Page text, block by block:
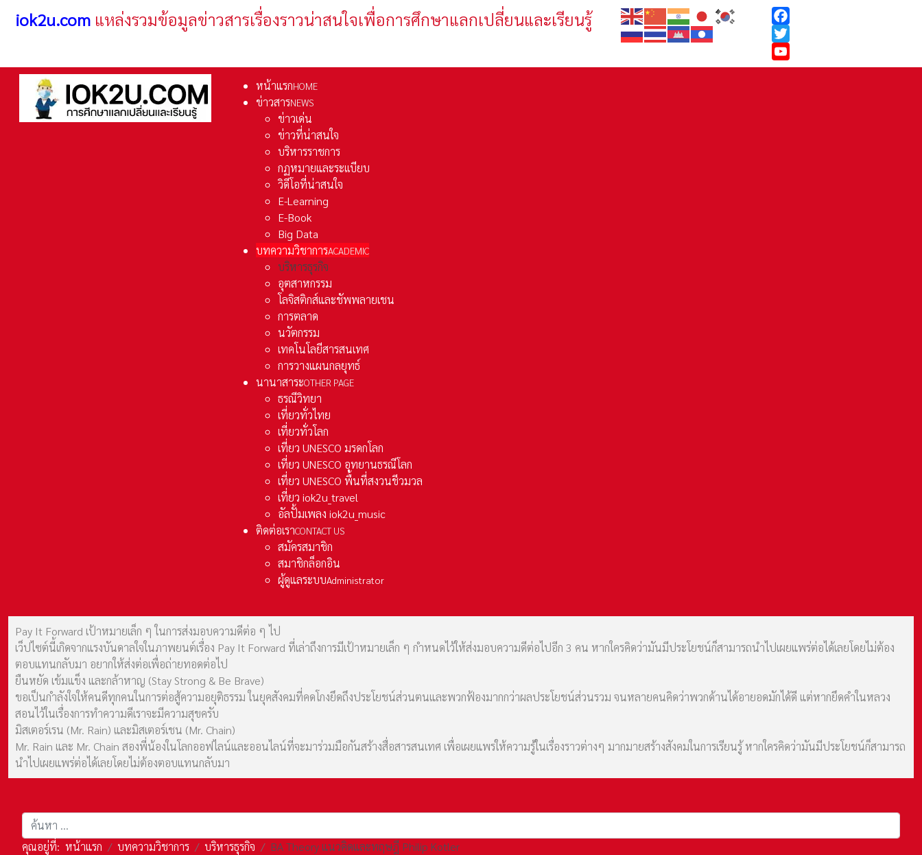
iok2u.com แหล่งรวมข้อมูลข่าวสารเรื่องราวน่าสนใจเพื่อการศึกษาแลกเปลี่ยนและเรียนรู้
Facebook
Twitter
YouTube
หน้าแรกHOME
ข่าวสารNEWS
ข่าวเด่น
ข่าวที่น่าสนใจ
บริหารราชการ
กฏหมายและระเเบียบ
วิดีโอที่น่าสนใจ
E-Learning
E-Book
Big Data
บทความวิชาการACADEMIC
บริหารธุรกิจ
อุตสาหกรรม
โลจิสติกส์และชัพพลายเชน
การตลาด
นวัตกรรม
เทคโนโลยีสารสนเทศ
การวางแผนกลยุทธ์
นานาสาระOTHER PAGE
ธรณีวิทยา
เที่ยวทั่วไทย
เที่ยวทั่วโลก
เที่ยว UNESCO มรดกโลก
เที่ยว UNESCO อุทยานธรณีโลก
เที่ยว UNESCO พื้นที่สงวนชีวมวล
เที่ยว iok2u_travel
อัลปั้มเพลง iok2u_music
ติดต่อเราCONTACT US
สมัครสมาชิก
สมาชิกล็อกอิน
ผู้ดูแลระบบAdministrator
Pay It Forward เป้าหมายเล็ก ๆ ในการส่งมอบความดีต่อ ๆ ไป
เว็ปไซต์นี้เกิดจากแรงบันดาลใจในภาพยนต์เรื่อง Pay It Forward ที่เล่าถึงการมีเป้าหมายเล็ก ๆ กำหนดไว้ให้ส่งมอบความดีต่อไปอีก 3 คน หากใครคิดว่ามันมีประโยชน์ก็สามารถนำไปเผยแพร่ต่อได้เลยโดยไม่ต้อง
ตอบแทนกลับมา อยากให้ส่งต่อเพื่อถ่ายทอดต่อไป
ยืนหยัด เข้มแข็ง และกล้าหาญ (Stay Strong & Be Brave)
ขอเป็นกำลังใจให้คนดีทุกคนในการต่อสู้ความอยุติธรรม ในยุคสังคมที่คดโกงยึดถึงประโยชน์ส่วนตนและพวกฟ้องมากกว่าผลประโยชน์ส่วนรวม จนหลายคนคิดว่าพวกด้านได้อายอดมักได้ดี แต่หากยึดคำในหลวง
สอนไว้ในเรื่องการทำความดีเราจะมีความสุขครับ
มิสเตอร์เรน (Mr. Rain) และมิสเตอร์เชน (Mr. Chain)
Mr. Rain และ Mr. Chain สองพี่น้องในโลกออฟไลน์และออนไลน์ที่จะมาร่วมมือกันสร้างสื่อสารสนเทศ เพื่อเผยแพร่ให้ความรู้ในเรื่องราวต่างๆ มากมายสร้างสังคมในการเรียนรู้ หากใครคิดว่ามันมีประโยชน์ก็สามารถ
นำไปเผยแพร่ต่อได้เลยโดยไม่ต้องตอบแทนกลับมา
การค้นหา
คุณอยู่ที่: หน้าแรก บทความวิชาการ บริหารธุรกิจ BA Theory แนวคิดและทฤษฎี Philip Kotler